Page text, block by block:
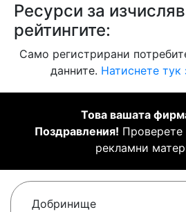
Ресурси за
рейтингите:
Само регистрирани
данните. Натиснете тук
Това вашата
Поздравления! Проверете
рекламни
Добринище